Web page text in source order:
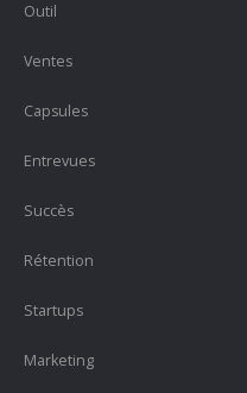
Outil
Ventes
Capsules
Entrevues
Succès
Rétention
Startups
Marketing